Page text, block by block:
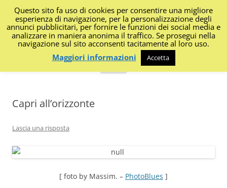
I Diari di Portanapoli
Impressioni, sapori, colori dalla regione
Vai
Capri all’orizzonte
Lascia una risposta
[ foto by Massim. – PhotoBlues ]
Questo sito fa uso di cookies per consentire una migliore
esperienza di navigazione, per la personalizzazione degli
annunci pubblicitari, per fornire le funzioni dei social media e
analizzare in maniera anonima il traffico. Se prosegui nella
navigazione sul sito acconsenti tacitamente al loro uso.
Maggiori informazioni
Accetta